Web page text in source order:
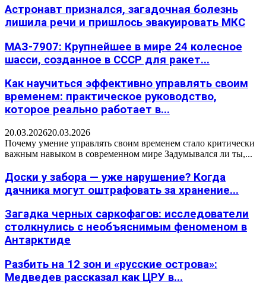
Астронавт признался, загадочная болезнь
лишила речи и пришлось эвакуировать МКС
МАЗ-7907: Крупнейшее в мире 24 колесное
шасси, созданное в СССР для ракет...
Как научиться эффективно управлять своим
временем: практическое руководство,
которое реально работает в...
20.03.202620.03.2026
Почему умение управлять своим временем стало критически
важным навыком в современном мире Задумывался ли ты,...
Доски у забора — уже нарушение? Когда
дачника могут оштрафовать за хранение...
Загадка черных саркофагов: исследователи
столкнулись с необъяснимым феноменом в
Антарктиде
Разбить на 12 зон и «русские острова»:
Медведев рассказал как ЦРУ в...